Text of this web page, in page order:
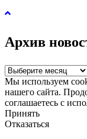
Архив
Архив
новостей
Мы используем
нашего сайта.
соглашаетесь с
Принять
Отказаться